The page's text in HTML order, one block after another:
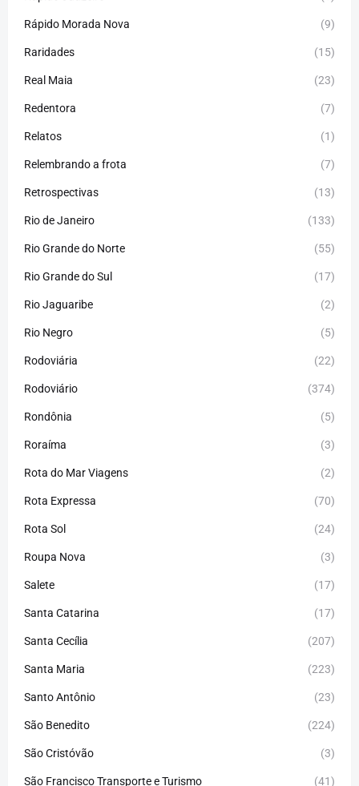
Rápido Morada Nova (9)
Raridades (15)
Real Maia (23)
Redentora (7)
Relatos (1)
Relembrando a frota (7)
Retrospectivas (13)
Rio de Janeiro (133)
Rio Grande do Norte (55)
Rio Grande do Sul (17)
Rio Jaguaribe (2)
Rio Negro (5)
Rodoviária (22)
Rodoviário (374)
Rondônia (5)
Roraíma (3)
Rota do Mar Viagens (2)
Rota Expressa (70)
Rota Sol (24)
Roupa Nova (3)
Salete (17)
Santa Catarina (17)
Santa Cecília (207)
Santa Maria (223)
Santo Antônio (23)
São Benedito (224)
São Cristóvão (3)
São Francisco Transporte e Turismo (41)